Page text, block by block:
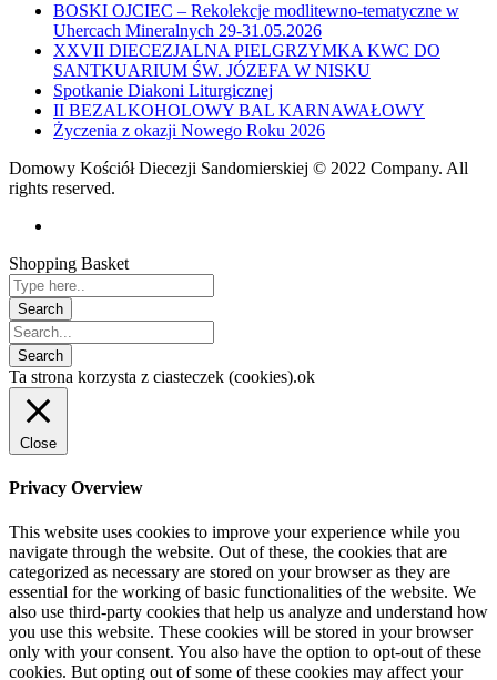
BOSKI OJCIEC – Rekolekcje modlitewno-tematyczne w
Uhercach Mineralnych 29-31.05.2026
XXVII DIECEZJALNA PIELGRZYMKA KWC DO
SANTKUARIUM ŚW. JÓZEFA W NISKU
Spotkanie Diakoni Liturgicznej
II BEZALKOHOLOWY BAL KARNAWAŁOWY
Życzenia z okazji Nowego Roku 2026
Domowy Kościół Diecezji Sandomierskiej © 2022 Company. All
rights reserved.
Shopping Basket
Ta strona korzysta z ciasteczek (cookies).ok
Close
Privacy Overview
This website uses cookies to improve your experience while you
navigate through the website. Out of these, the cookies that are
categorized as necessary are stored on your browser as they are
essential for the working of basic functionalities of the website. We
also use third-party cookies that help us analyze and understand how
you use this website. These cookies will be stored in your browser
only with your consent. You also have the option to opt-out of these
cookies. But opting out of some of these cookies may affect your